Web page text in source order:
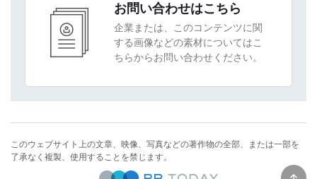
お問い合わせはこちら
企業または、このコンテンツに関
する画像などの素材についてはこ
ちらからお問い合わせください。
このウェブサイト上の文章、映像、写真などの著作物の全部、または一部を
了承なく複製、使用することを禁じます。